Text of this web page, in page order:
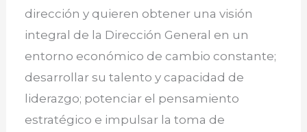
dirección y quieren obtener una visión
integral de la Dirección General en un
entorno económico de cambio constante;
desarrollar su talento y capacidad de
liderazgo; potenciar el pensamiento
estratégico e impulsar la toma de